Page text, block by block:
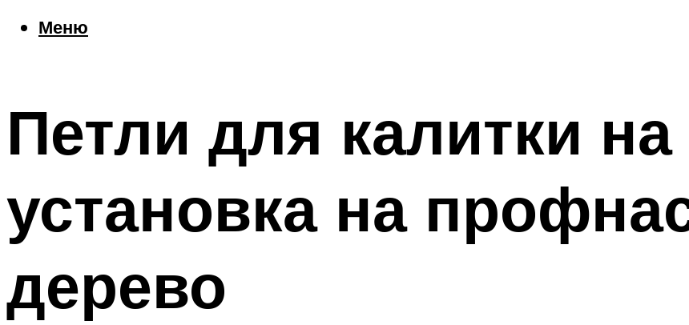
Меню
Петли для калитки
установка на
дерево